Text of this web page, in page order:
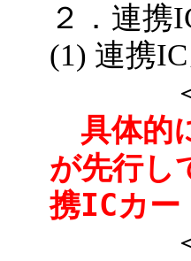
２．連携
(1) 連携
＜
具体的
が先行し
携ICカー
＜